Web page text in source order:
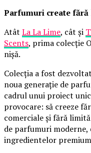
Parfumuri create
Atât La La Lime, cât și
Scents, prima colecție
nișă.
Colecția a fost
noua generație de
cadrul unui proiect
provocare: să creeze
comerciale și fără
de parfumuri
ingredientelor